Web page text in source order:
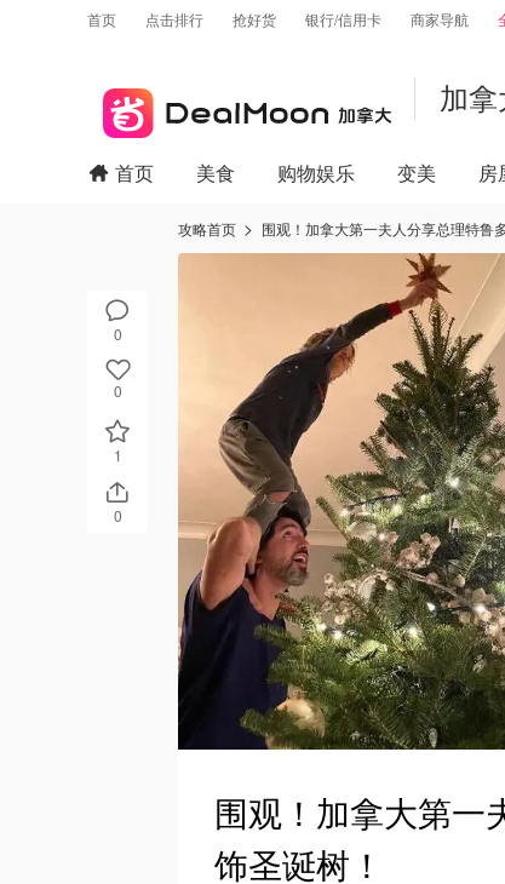
首页 点击排行 抢好货 银行/信用卡 商家导航
加
0
0
1
0
首页 美食 购物娱乐 变美 房
攻略首页 围观！加拿大第一夫人分享总理特鲁
围观！加拿大第一
饰圣诞树！